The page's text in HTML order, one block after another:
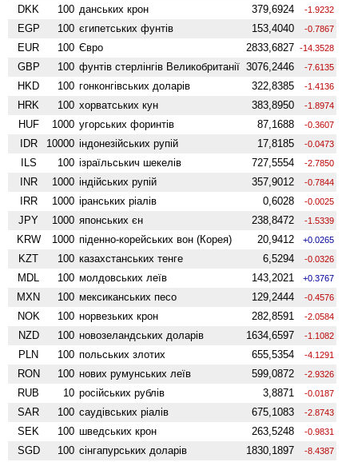
DKK 100 данських крон 379,6924 -1.9232
EGP 100 єгипетських фунтів 153,4040 -0.7867
EUR 100 Євро 2833,6827 -14.3528
GBP 100 фунтів стерлінгів Велико­британії 3076,2446 -7.6135
HKD 100 гонконгівських доларів 322,8385 -1.4136
HRK 100 хорватських кун 383,8950 -1.8974
HUF 1000 угорських форинтів 87,1688 -0.3607
IDR 10000 індонезійських рупій 17,8185 -0.0473
ILS 100 ізраїльськич шекелів 727,5554 -2.7850
INR 1000 індійських рупій 357,9012 -0.7844
IRR 1000 іранських ріалів 0,6028 -0.0025
JPY 1000 японських єн 238,8472 -1.5339
KRW 1000 піденно-корейських вон (Корея) 20,9412 +0.0265
KZT 100 казахстанських тенге 6,5294 -0.0326
MDL 100 молдовських леїв 143,2021 +0.3767
MXN 100 мексиканських песо 129,2444 -0.4576
NOK 100 норвезьких крон 282,8591 -2.0584
NZD 100 ново­зеландських доларів 1634,6597 -1.1082
PLN 100 польських злотих 655,5354 -4.1291
RON 100 нових румунських леїв 599,0872 -2.9326
RUB 10 російських рублів 3,8871 -0.0187
SAR 100 саудівських ріалів 675,1083 -2.8743
SEK 100 шведських крон 263,5248 -0.9831
SGD 100 сінгапурських доларів 1830,1897 -8.4387